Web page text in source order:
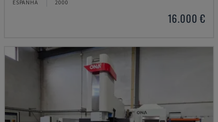
ESPANHA 2000
16.000 €